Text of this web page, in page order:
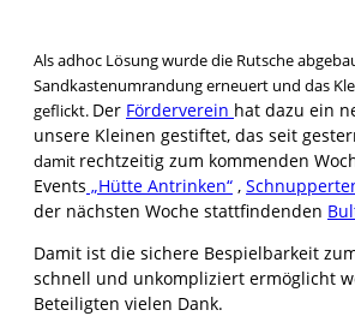
Als adhoc Lösung wurde die Rutsche
Sandkastenumrandungerneuert und das
geflickt. Der Förderverein hat dazu ein
unsere Kleinen gestiftet, das seit
damit rechtzeitig zum kommenden
Events „Hütte Antrinken“ ,
der nächsten Woche stattfindenden
Damit ist die sichere Bespielbarkeit
schnell und unkompliziert ermöglicht
Beteiligten vielen Dank.